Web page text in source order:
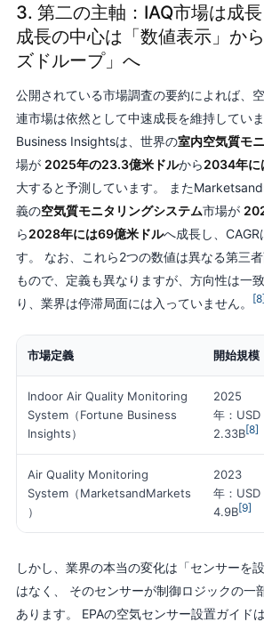
3. 第二の主軸：IAQ市場は成長
成長の中心は「数値表示」か
ズドループ」へ
公開されている市場調査の要約によれば、
連市場は依然として中速成長を維持してい
Business Insightsは、世界の室内空気質モ
場が 2025年の23.3億米ドルから2034年に
大すると予測しています。 また
義の空気質モニタリングシステム市場が
ら2028年には69億米ドルへ成長し、CAGR
す。 なお、これら2つの数値は異なる第三
もので、定義も異なりますが、方向性は一
り、業界は停滞局面には入っていません。
[8]
市場定義 開始規模
Indoor Air Quality Monitoring
System（Fortune Business
Insights）
2025
年：USD
2.33B[8]
Air Quality Monitoring
System（MarketsandMarkets
）
2023
年：USD
4.9B[9]
しかし、業界の本当の変化は「センサーを
はなく、 そのセンサーが制御ロジックの一
あります。 EPAの空気センサー設置ガイドは